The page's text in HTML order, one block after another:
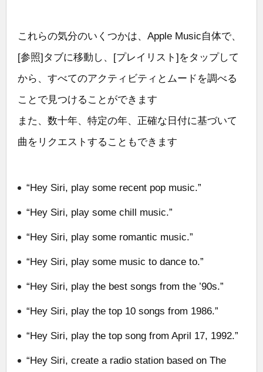
これらの気分のいくつかは、Apple Music自体で、
[参照]タブに移動し、[プレイリスト]をタップして
から、すべてのアクティビティとムードを調べる
ことで見つけることができます
また、数十年、特定の年、正確な日付に基づいて
曲をリクエストすることもできます
“Hey Siri, play some recent pop music.”
“Hey Siri, play some chill music.”
“Hey Siri, play some romantic music.”
“Hey Siri, play some music to dance to.”
“Hey Siri, play the best songs from the ’90s.”
“Hey Siri, play the top 10 songs from 1986.”
“Hey Siri, play the top song from April 17, 1992.”
“Hey Siri, create a radio station based on The